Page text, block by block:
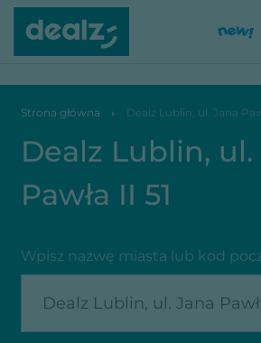
Dealz Lublin, ul. Jana Pawła II 51
Strona główna Dealz Lublin, ul. Jana
Dealz Lublin, ul.
Pawła II 51
Wpisz nazwę miasta lub kod